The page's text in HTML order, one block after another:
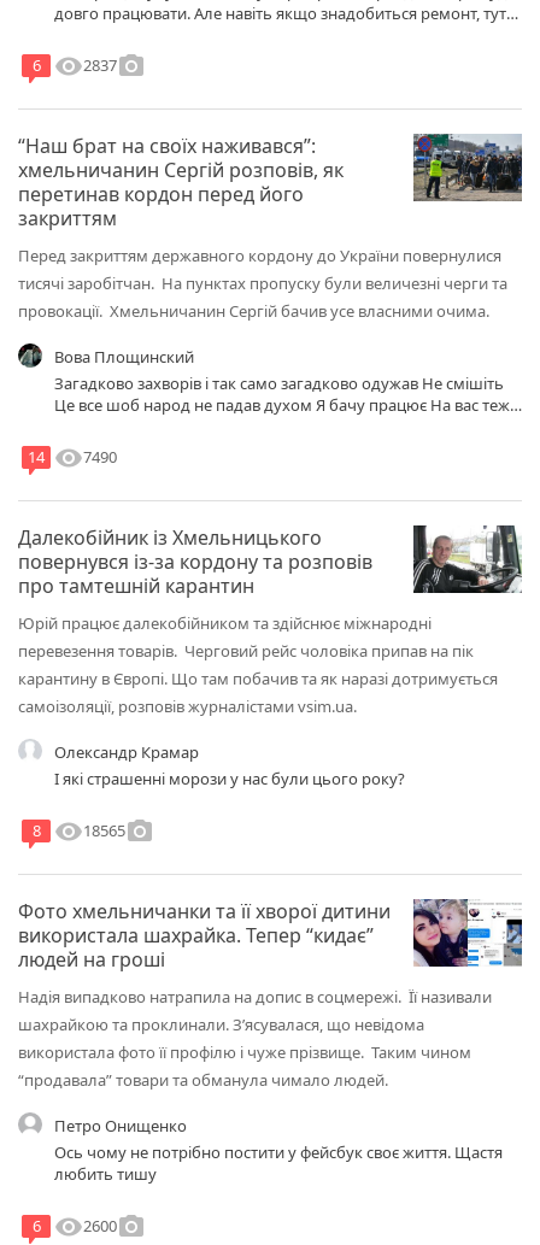
довго працювати. Але навіть якщо знадобиться ремонт, тут
мікрохвильових печей завжди можна знайти, і це допоможе
швидко відновити роботу вашого приладу без зайвих витрат
6 visibility2837photo_camera
“Наш брат на своїх наживався”:
хмельничанин Сергій розповів, як
перетинав кордон перед його
закриттям
Перед закриттям державного кордону до України повернулися
тисячі заробітчан. На пунктах пропуску були величезні черги та
провокації. Хмельничанин Сергій бачив усе власними очима.
Вова Площинский
Загадково захворів і так само загадково одужав Не смішіть
Це все шоб народ не падав духом Я бачу працює На вас теж
14 visibility7490
Далекобійник із Хмельницького
повернувся із-за кордону та розповів
про тамтешній карантин
Юрій працює далекобійником та здійснює міжнародні
перевезення товарів. Черговий рейс чоловіка припав на пік
карантину в Європі. Що там побачив та як наразі дотримується
самоізоляції, розповів журналістами vsim.ua.
Олександр Крамар
І які страшенні морози у нас були цього року?
8 visibility18565photo_camera
Фото хмельничанки та її хворої дитини
використала шахрайка. Тепер “кидає”
людей на гроші
Надія випадково натрапила на допис в соцмережі. Її називали
шахрайкою та проклинали. З’ясувалася, що невідома
використала фото її профілю і чуже прізвище. Таким чином
“продавала” товари та обманула чимало людей.
Петро Онищенко
Ось чому не потрібно постити у фейсбук своє життя. Щастя
любить тишу
6 visibility2600photo_camera